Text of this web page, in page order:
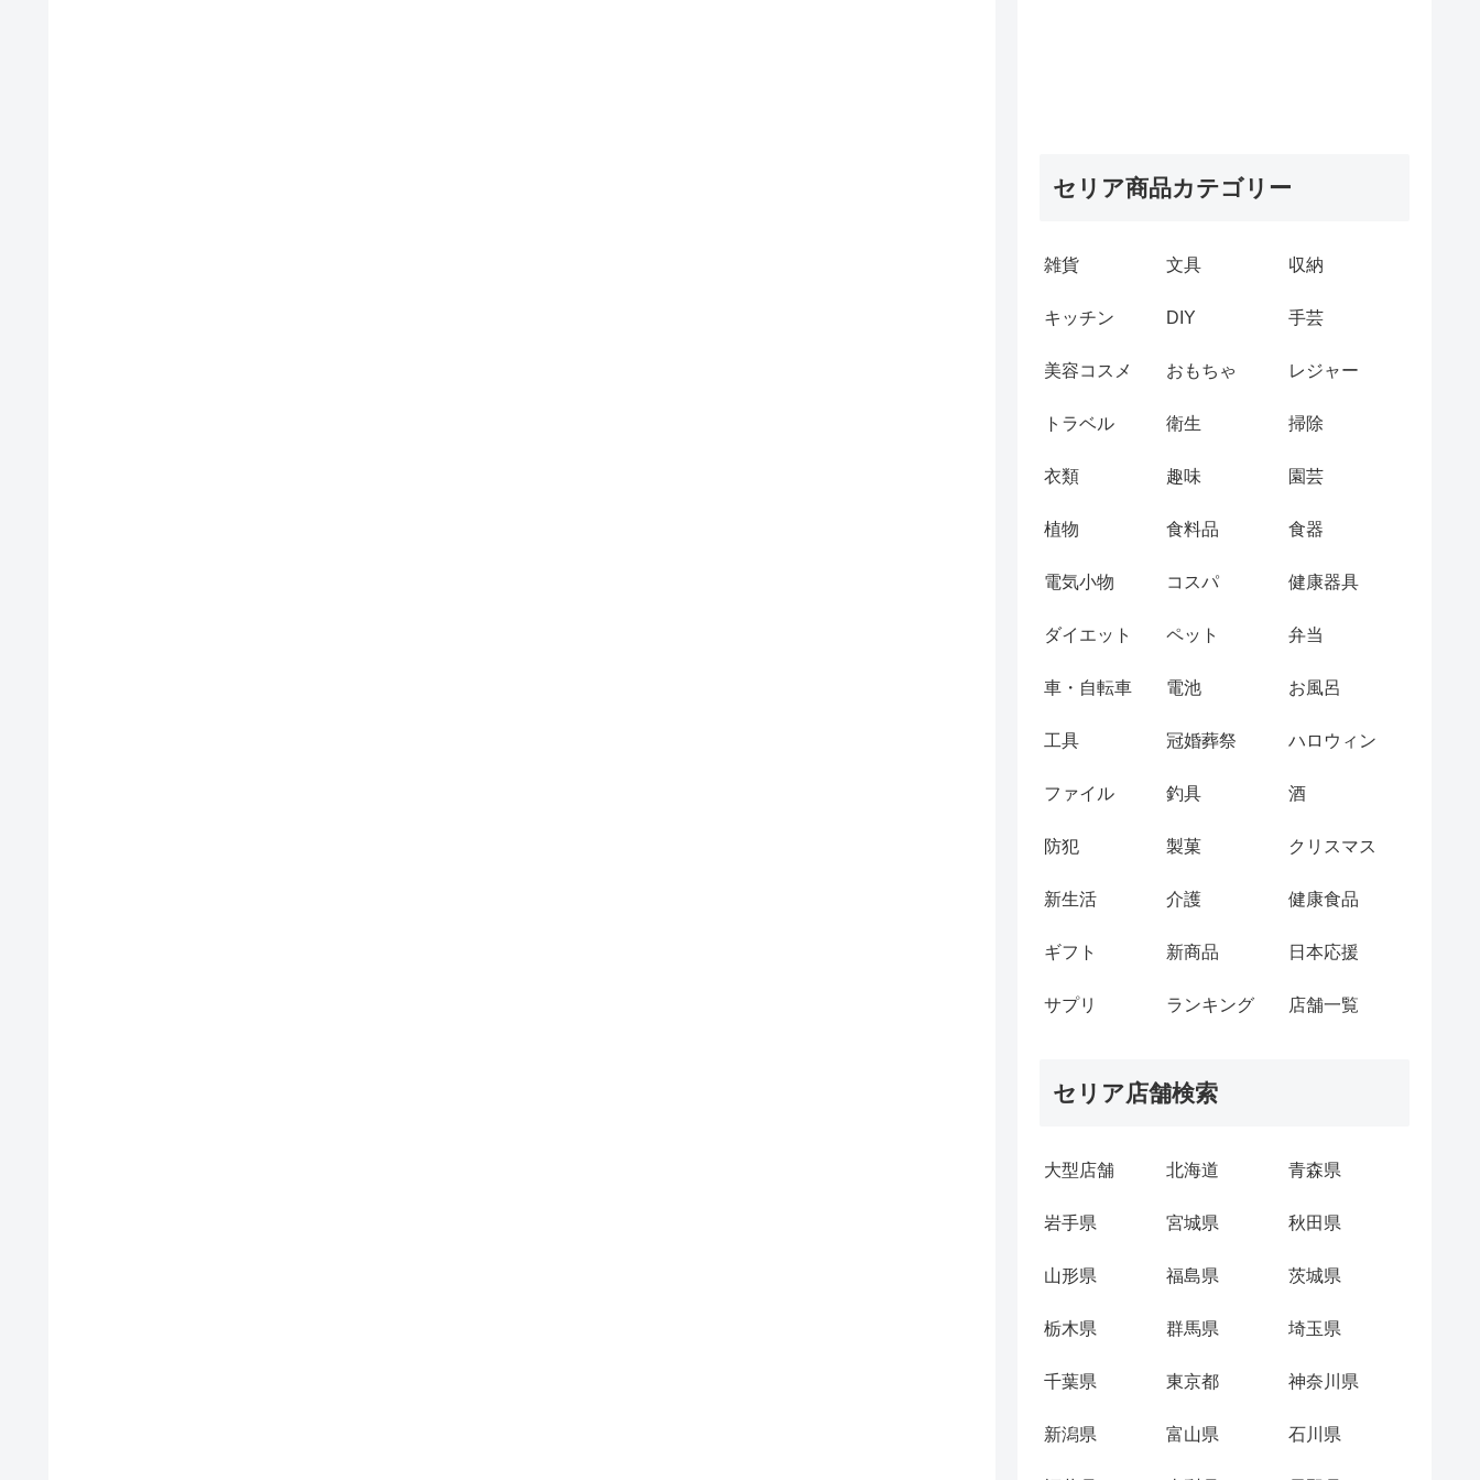
セリア商品カテゴリー
雑貨 文具 収納
キッチン DIY 手芸
美容コスメ おもちゃ レジャー
トラベル 衛生 掃除
衣類 趣味 園芸
植物 食料品 食器
電気小物 コスパ 健康器具
ダイエット ペット 弁当
車・自転車 電池 お風呂
工具 冠婚葬祭 ハロウィン
ファイル 釣具 酒
防犯 製菓 クリスマス
新生活 介護 健康食品
ギフト 新商品 日本応援
サプリ ランキング 店舗一覧
セリア店舗検索
大型店舗 北海道 青森県
岩手県 宮城県 秋田県
山形県 福島県 茨城県
栃木県 群馬県 埼玉県
千葉県 東京都 神奈川県
新潟県 富山県 石川県